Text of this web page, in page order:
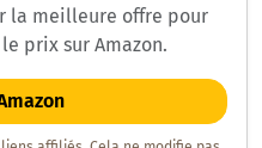
la meilleure offre pour
prix sur Amazon.